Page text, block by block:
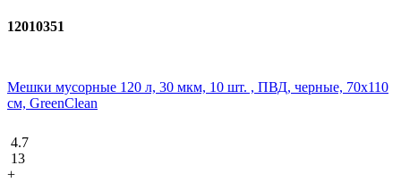
12010351
Мешки мусорные 120 л, 30 мкм, 10 шт. , ПВД, черные, 70х110
см, GreenClean
4.7
13
+